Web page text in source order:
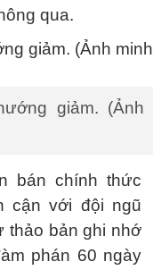
qua.
giảm. (Ảnh
bán chính thức
cận với đội ngũ
thảo bản ghi nhớ
phán 60 ngày